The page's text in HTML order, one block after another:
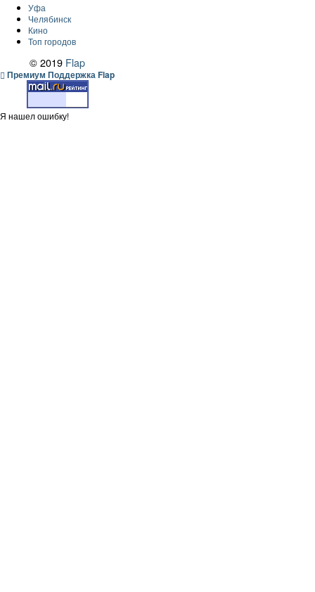
Уфа
Челябинск
Кино
Топ городов
© 2019 Flap
Премиум Поддержка Flap
Я нашел ошибку!